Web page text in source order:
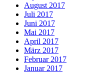
August 2017
Juli 2017
Juni 2017
Mai 2017
April 2017
März 2017
Februar 2017
Januar 2017